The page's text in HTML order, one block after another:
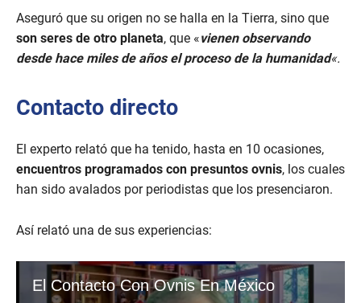
Aseguró que su origen no se halla en la Tierra, sino que
son seres de otro planeta, que «vienen observando
desde hace miles de años el proceso de la humanidad«.
Contacto directo
El experto relató que ha tenido, hasta en 10 ocasiones,
encuentros programados con presuntos ovnis, los cuales
han sido avalados por periodistas que los presenciaron.
Así relató una de sus experiencias: